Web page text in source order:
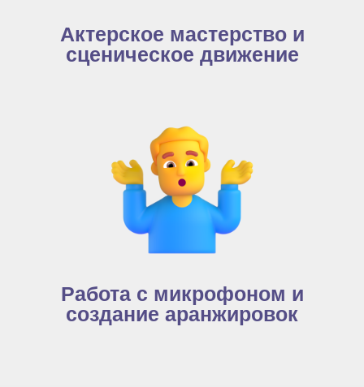
Актерское мастерство и
сценическое движение
Работа с микрофоном и
создание аранжировок